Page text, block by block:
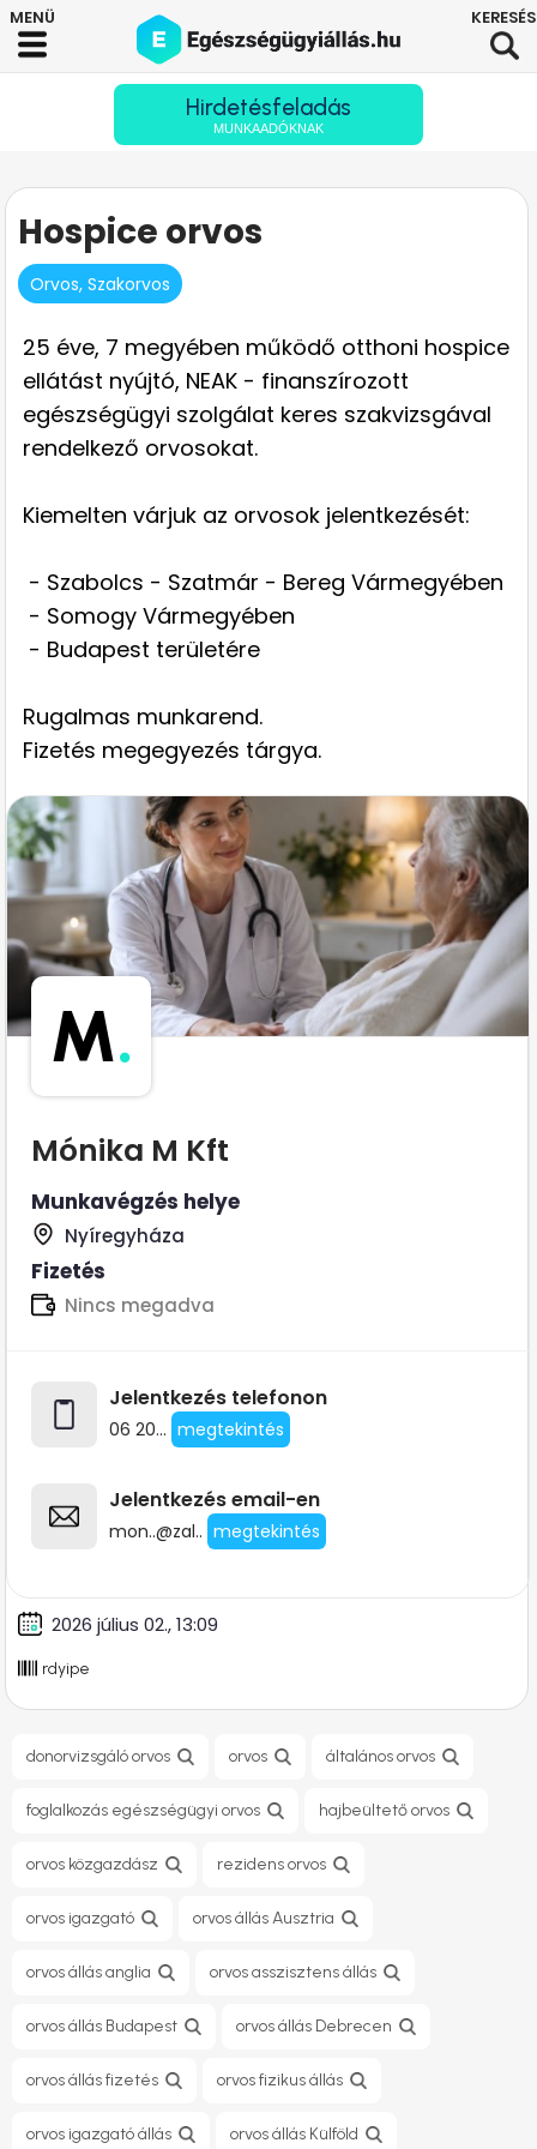
Hirdetésfeladás
MUNKAADÓKNAK
Hospice orvos
Orvos, Szakorvos
25 éve, 7 megyében működő otthoni hospice
ellátást nyújtó, NEAK - finanszírozott
egészségügyi szolgálat keres szakvizsgával
rendelkező orvosokat.
Kiemelten várjuk az orvosok jelentkezését:
- Szabolcs - Szatmár - Bereg Vármegyében
- Somogy Vármegyében
- Budapest területére
Rugalmas munkarend.
Fizetés megegyezés tárgya.
M.
Mónika M Kft
Munkavégzés helye
Nyíregyháza
Fizetés
Nincs megadva
Jelentkezés telefonon
06 20... megtekintés
Jelentkezés email-en
mon..@zal.. megtekintés
2026 július 02., 13:09
rdyipe
donorvizsgáló orvos orvos általános orvos
foglalkozás egészségügyi orvos hajbeültető orvos
orvos közgazdász rezidens orvos
orvos igazgató orvos állás Ausztria
orvos állás anglia orvos asszisztens állás
orvos állás Budapest orvos állás Debrecen
orvos állás fizetés orvos fizikus állás
orvos igazgató állás orvos állás Külföld